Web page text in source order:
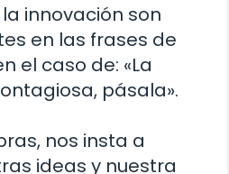
innovación son
en las frases de
el caso de: «La
pásala».
nos insta a
ideas y nuestra